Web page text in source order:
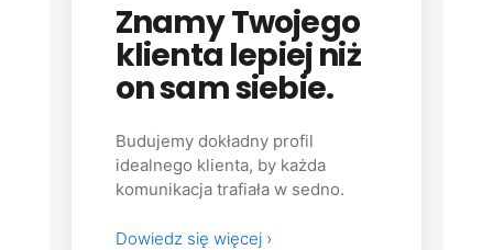
Znamy Twojego
klienta lepiej niż
on sam siebie.
Budujemy dokładny profil
idealnego klienta, by każda
komunikacja trafiała w sedno.
Dowiedz się więcej ›